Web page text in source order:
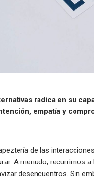
radica en su
empatía y
de las
A menudo, recurrimos
desencuentros. Sin